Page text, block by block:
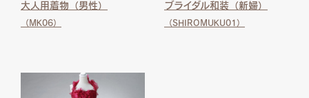
大人用着物（男性）
（MK06）
ブライダル和装（新婦）
（SHIROMUKU01）